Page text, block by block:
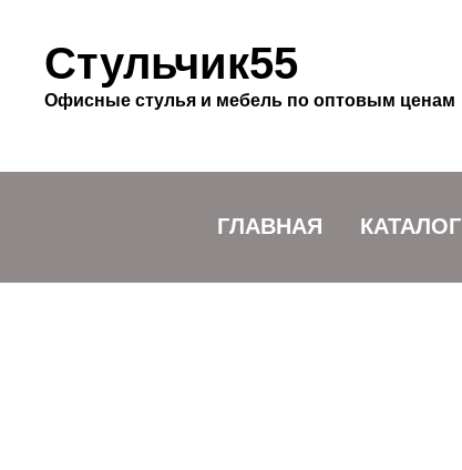
Стульчик55
Офисные стулья и мебель по оптовым ценам
ГЛАВНАЯ КАТАЛОГ